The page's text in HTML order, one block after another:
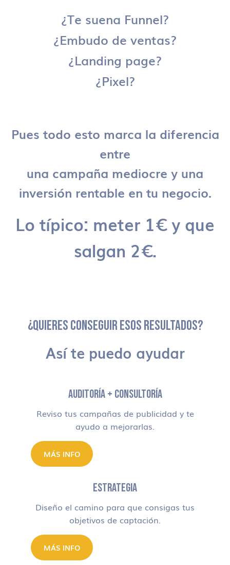
¿Te suena Funnel?
¿Embudo de ventas?
¿Landing page?
¿Pixel?
Pues todo esto marca la diferencia
entre
una campaña mediocre y una
inversión rentable en tu negocio.
Lo típico: meter 1€ y que
salgan 2€.
¿QUIERES CONSEGUIR ESOS RESULTADOS?
Así te puedo ayudar
AUDITORÍA + CONSULTORÍA
Reviso tus campañas de publicidad y te
ayudo a mejorarlas.
MÁS INFO
ESTRATEGIA
Diseño el camino para que consigas tus
objetivos de captación.
MÁS INFO